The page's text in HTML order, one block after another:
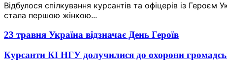
Відбулося спілкування курсантів та офіцерів із
стала першою жінкою...
23 травня Україна відзначає День Героїв
Курсанти КІ НГУ долучилися до охорони